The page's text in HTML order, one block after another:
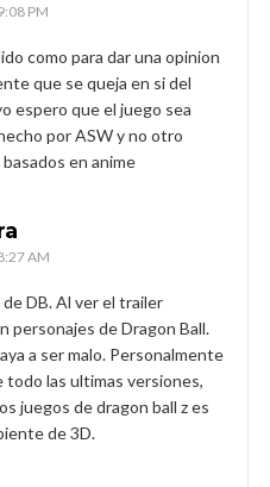
PM
como para dar una opinion
que se queja en si del
espero que el juego sea
por ASW y no otro
en anime
AM
DB. Al ver el trailer
de Dragon Ball.
a ser malo. Personalmente
las ultimas versiones,
juegos de dragon ball z es
de 3D.